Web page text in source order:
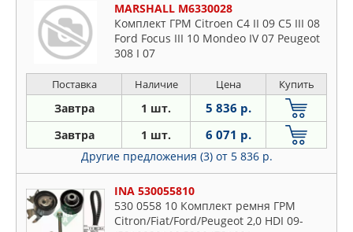
MARSHALL M6330028
Комплект ГРМ Citroen C4 II 09 C5 III 08
Ford Focus III 10 Mondeo IV 07 Peugeot
308 I 07
Поставка Наличие Цена Купить
Завтра 1 шт. 5 836 р.
Завтра 1 шт. 6 071 р.
Другие предложения (3) от 5 836 р.
INA 530055810
530 0558 10 Комплект ремня ГРМ
Citron/Fiat/Ford/Peugeot 2,0 HDI 09-